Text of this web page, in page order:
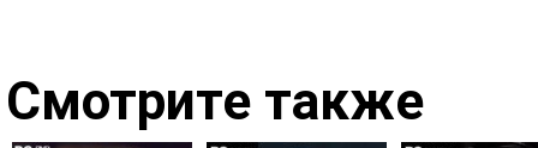
Смотрите также